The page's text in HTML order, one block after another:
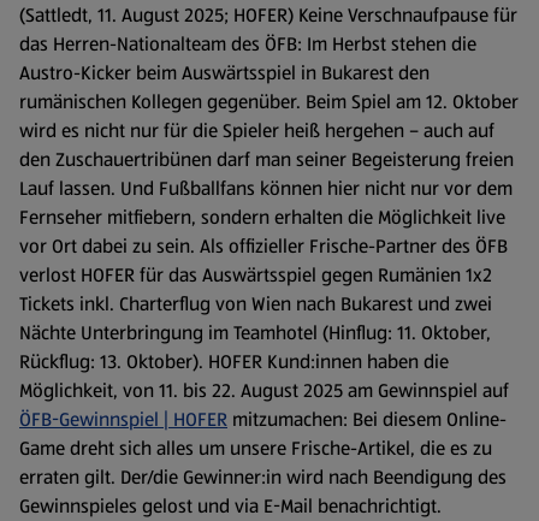
(Sattledt, 11. August 2025; HOFER) Keine Verschnaufpause für
das Herren-Nationalteam des ÖFB: Im Herbst stehen die
Austro-Kicker beim Auswärtsspiel in Bukarest den
rumänischen Kollegen gegenüber. Beim Spiel am 12. Oktober
wird es nicht nur für die Spieler heiß hergehen – auch auf
den Zuschauertribünen darf man seiner Begeisterung freien
Lauf lassen. Und Fußballfans können hier nicht nur vor dem
Fernseher mitfiebern, sondern erhalten die Möglichkeit live
vor Ort dabei zu sein. Als offizieller Frische-Partner des ÖFB
verlost HOFER für das Auswärtsspiel gegen Rumänien 1x2
Tickets inkl. Charterflug von Wien nach Bukarest und zwei
Nächte Unterbringung im Teamhotel (Hinflug: 11. Oktober,
Rückflug: 13. Oktober). HOFER Kund:innen haben die
Möglichkeit, von 11. bis 22. August 2025 am Gewinnspiel auf
ÖFB-Gewinnspiel | HOFER mitzumachen: Bei diesem Online-
Game dreht sich alles um unsere Frische-Artikel, die es zu
erraten gilt. Der/die Gewinner:in wird nach Beendigung des
Gewinnspieles gelost und via E-Mail benachrichtigt.